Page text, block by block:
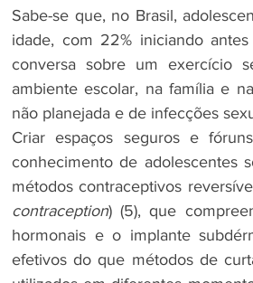
Sabe-se que, no Brasil,
idade, com 22% iniciando
conversa sobre um exercício
ambiente escolar, na família e
não planejada e de infecções
Criar espaços seguros e
conhecimento de adolescentes
métodos contraceptivos
contraception) (5), que
hormonais e o implante
efetivos do que métodos de